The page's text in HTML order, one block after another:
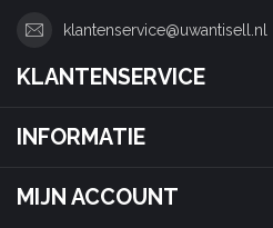
klantenservice@uwantisell.nl
KLANTENSERVICE
INFORMATIE
MIJN ACCOUNT